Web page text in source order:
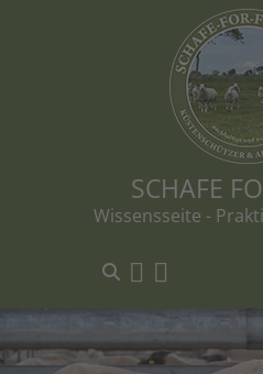
SCHAFE
Wissensseite -